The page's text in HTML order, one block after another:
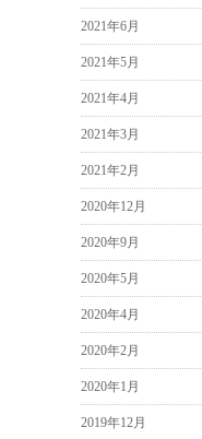
2021年6月
2021年5月
2021年4月
2021年3月
2021年2月
2020年12月
2020年9月
2020年5月
2020年4月
2020年2月
2020年1月
2019年12月